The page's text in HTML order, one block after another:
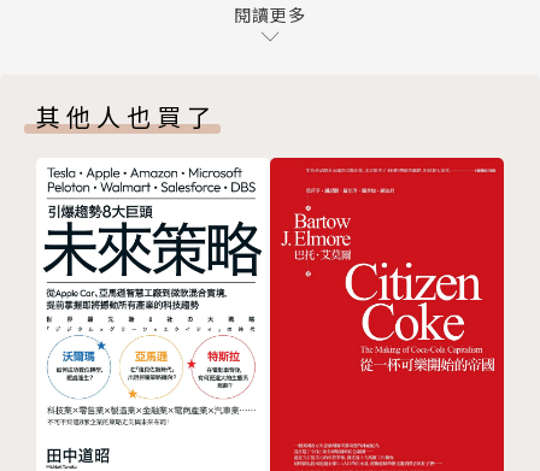
本書主要討論全球各國貧富差距問題。從第一次工業革
否定其危險性，到近五十年全球化興起貧富差距再度上
揚，不同年代、不同學派、不同政治思想對於貧富差距
問題的觀點從未一致過。
尤其是自1960年後，各國基尼係數不斷上揚，對於其
與全球化及科技發展的關係更是爭論不休。本書將焦點
放在1960年和2010年之間數據，並把全球國與國貧富
不平等和國內人與人貧富不平等分開分析討論。另外從
全球化、科技發展和過量貨幣供應分析其原因。最後根
據分析結果，嘗試抽象預測未來貧富不平等的走勢。
2.2 從科技發展看國與國的貧富差距
2.3 從貨幣政策看國與國的貧富差距
Chapter 3 國內人與人的貧富差距
3.1 從全球化看國內人與人的貧富差距
3.2 從科技發展看國內人與人的貧富差距
3.3 從貨幣政策看國內人與人的貧富差距
3.4 小結
Chapter 4 未來狂想
4.1 米拉諾維奇曲線與影響貧富不均的因素
4.2 未來的全球化進程
4.3 未來的科技發展
4.4 未來的世界貨幣政策
4.5 對於貧富不均的預測
閱讀更多
其他人也買了